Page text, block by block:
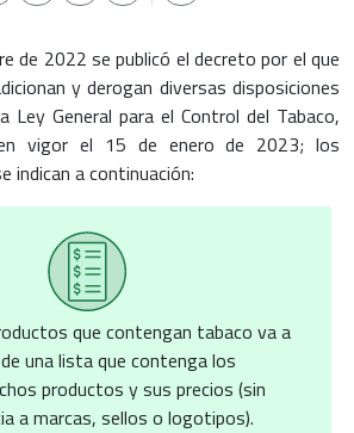
de 2022 se publicó el decreto por el que
y derogan diversas disposiciones
Ley General para el Control del Tabaco,
vigor el 15 de enero de 2023; los
indican a continuación:
que contengan tabaco va a
una lista que contenga los
productos y sus precios (sin
a marcas, sellos o logotipos).